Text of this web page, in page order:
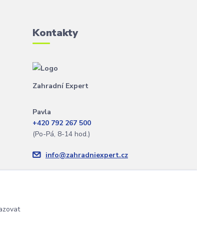
Kontakty
Zahradní Expert
Pavla
+420 792 267 500
(Po-Pá, 8-14 hod.)
info@zahradniexpert.cz